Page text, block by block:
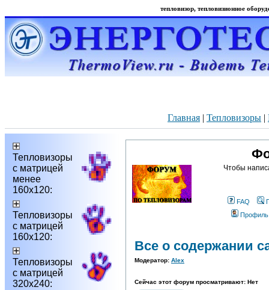
тепловизор, тепловизионное
Главная | Тепловизоры |
Тепловизоры
с матрицей
менее
160х120:
Тепловизоры
с матрицей
160х120:
Тепловизоры
с матрицей
320х240:
Чтобы
FAQ
Профиль
Все о содержании
Модератор: Alex
Сейчас этот форум просматривают: Нет